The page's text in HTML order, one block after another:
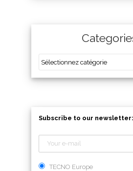
Subscribe to our newsletter:
TECNO Europe